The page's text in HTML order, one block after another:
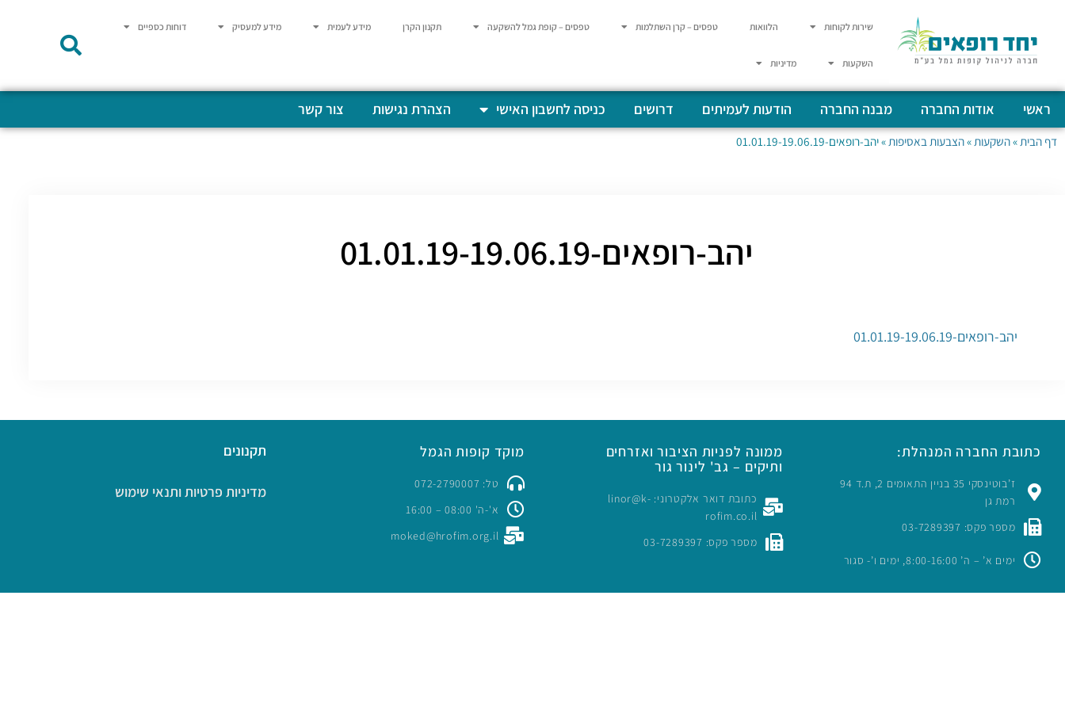
שירות לקוחות הלוואות טפסים – קרן השתלמות טפסים – קופת גמל להשקעה תקנון הקרן מידע לעמית מידע למעסיק דוחות כספיים
השקעות מדיניות
ראשי אודות החברה מבנה החברה הודעות לעמיתים דרושים כניסה לחשבון האישי הצהרת נגישות צור קשר
דף הבית »השקעות »הצבעות באסיפות »יהב-רופאים-01.01.19-19.06.19
יהב-רופאים-01.01.19-19.06.19
יהב-רופאים-01.01.19-19.06.19
כתובת החברה המנהלת:
ז’בוטינסקי 35 בניין התאומים 2, ת.ד 94
רמת גן
מספר פקס: 03-7289397
ימים א’ – ה’ 8:00-16:00, ימים ו’- סגור
ממונה לפניות הציבור ואזרחים
ותיקים – גב' לינור גור
כתובת דואר אלקטרוני: linor@k-
rofim.co.il
מספר פקס: 03-7289397
מוקד קופות הגמל
טל: 072-2790007
א'-ה' 08:00 – 16:00
moked@hrofim.org.il
תקנונים
מדיניות פרטיות ותנאי שימוש